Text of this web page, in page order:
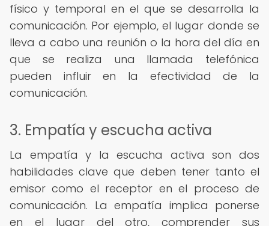
físico y temporal en el que se desarrolla la
comunicación. Por ejemplo, el lugar donde se
lleva a cabo una reunión o la hora del día en
que se realiza una llamada telefónica
pueden influir en la efectividad de la
comunicación.
3. Empatía y escucha activa
La empatía y la escucha activa son dos
habilidades clave que deben tener tanto el
emisor como el receptor en el proceso de
comunicación. La empatía implica ponerse
en el lugar del otro, comprender sus